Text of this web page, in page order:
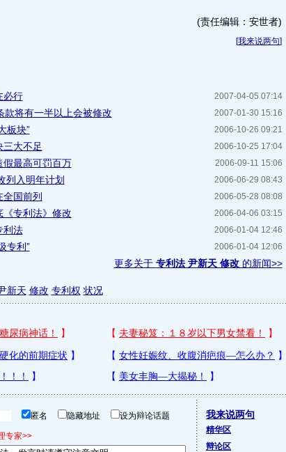
(责任编辑：安世者)
[我来说两句]
2007-04-05 07:14
必行
2007-01-30 15:16
款将有一半以上会被修改
2006-10-26 09:21
板块”
2006-10-25 17:04
三大不足
2006-09-11 15:06
假最高可罚百万
2006-06-29 08:43
列入明年计划
2006-05-28 08:08
国前列
2006-04-06 03:15
专利法》修改
2006-01-04 12:46
利法
2006-01-04 12:06
专利”
更多关于 专利法 尹新天 修改的新闻>>
新天 修改 专利权 状况
匿名 隐藏地址 设为辩论话题
专家>>
我来说两句
精华区
辩论区